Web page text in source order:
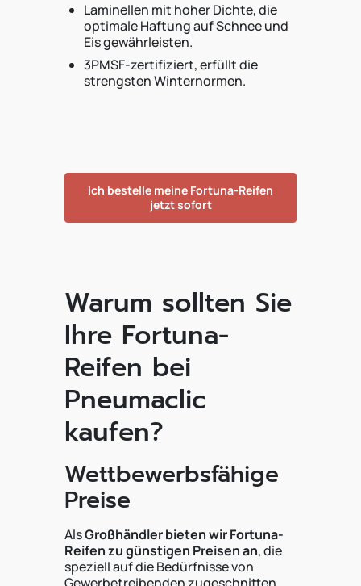
Laminellen mit hoher Dichte, die
optimale Haftung auf Schnee und
Eis gewährleisten.
3PMSF-zertifiziert, erfüllt die
strengsten Winternormen.
Ich bestelle meine Fortuna-Reifen
jetzt sofort
Warum sollten Sie
Ihre Fortuna-
Reifen bei
Pneumaclic
kaufen?
Wettbewerbsfähige
Preise
AlsGroßhändler bieten wir Fortuna-
Reifen zu günstigen Preisen an, die
speziell auf die Bedürfnisse von